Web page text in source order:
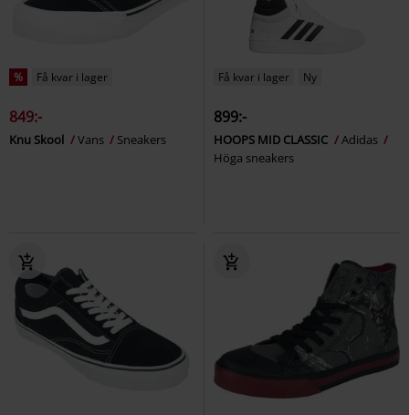
% Få kvar i lager
849:-
Knu Skool Vans Sneakers
Få kvar i lager Ny
899:-
HOOPS MID CLASSIC
Adidas
Höga sneakers